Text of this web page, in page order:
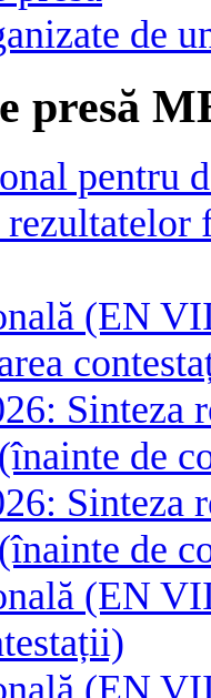
de
presă
pentru
(EN
de
de
(EN